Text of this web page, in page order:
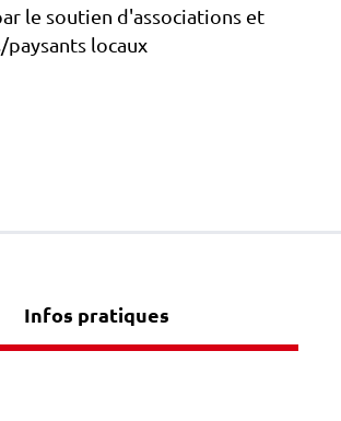
le soutien d'associations et
locaux
Infos pratiques